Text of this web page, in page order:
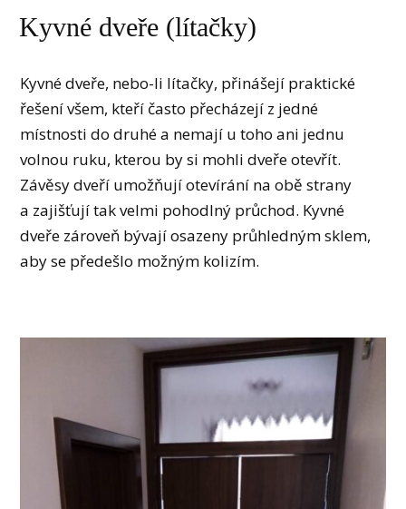
Kyvné dveře (lítačky)
Kyvné dveře, nebo-li lítačky, přinášejí praktické
řešení všem, kteří často přecházejí z jedné
místnosti do druhé a nemají u toho ani jednu
volnou ruku, kterou by si mohli dveře otevřít.
Závěsy dveří umožňují otevírání na obě strany
a zajišťují tak velmi pohodlný průchod. Kyvné
dveře zároveň bývají osazeny průhledným sklem,
aby se předešlo možným kolizím.